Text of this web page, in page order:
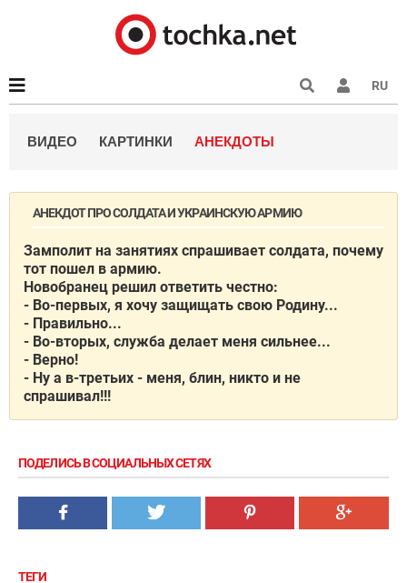
RU
ВИДЕО КАРТИНКИ АНЕКДОТЫ
АНЕКДОТ ПРО СОЛДАТА И УКРАИНСКУЮ АРМИЮ
Замполит на занятиях спрашивает солдата, почему
тот пошел в армию.
Новобранец решил ответить честно:
- Во-первых, я хочу защищать свою Родину...
- Правильно...
- Во-вторых, служба делает меня сильнее...
- Верно!
- Ну а в-третьих - меня, блин, никто и не
спрашивал!!!
ПОДЕЛИСЬ В СОЦИАЛЬНЫХ СЕТЯХ
ТЕГИ